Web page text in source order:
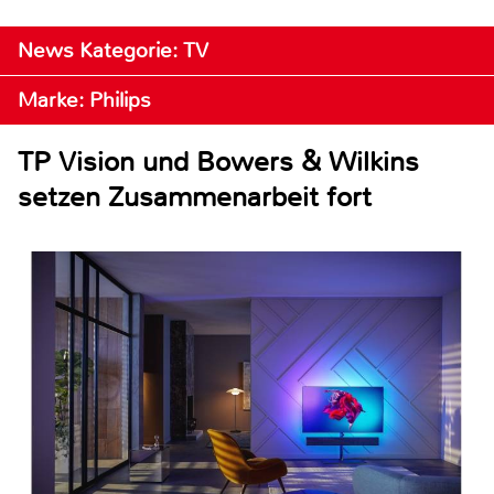
News Kategorie: TV
Marke: Philips
TP Vision und Bowers & Wilkins
setzen Zusammenarbeit fort